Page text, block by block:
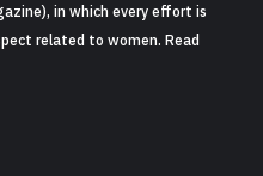
in which every effort is
related to women. Read